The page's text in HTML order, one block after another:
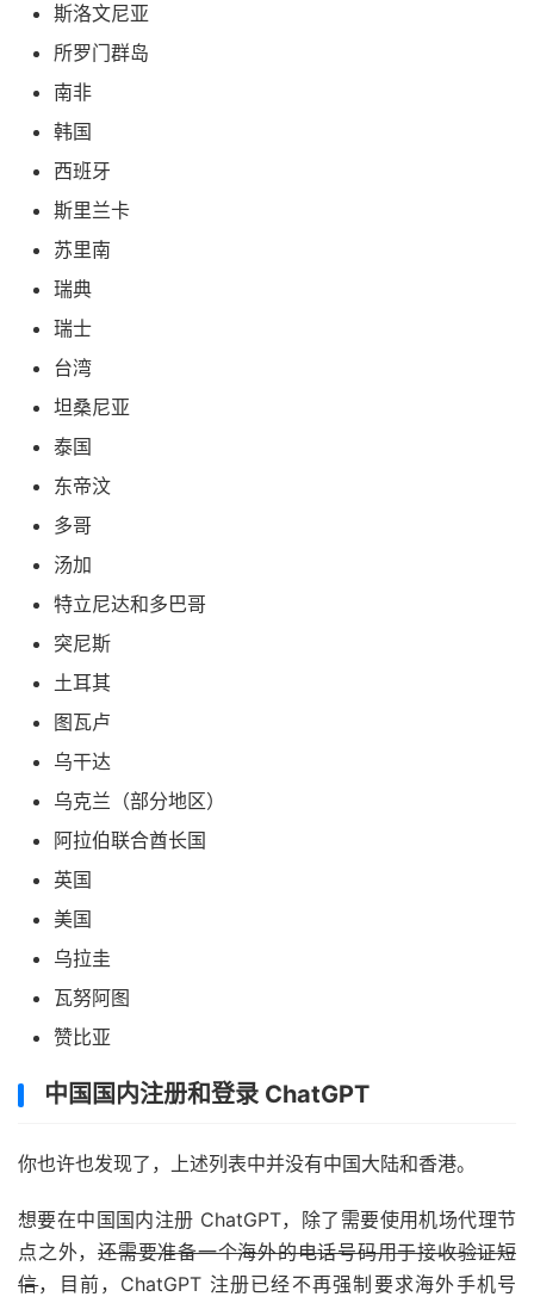
斯洛文尼亚
所罗门群岛
南非
韩国
西班牙
斯里兰卡
苏里南
瑞典
瑞士
台湾
坦桑尼亚
泰国
东帝汶
多哥
汤加
特立尼达和多巴哥
突尼斯
土耳其
图瓦卢
乌干达
乌克兰（部分地区）
阿拉伯联合酋长国
英国
美国
乌拉圭
瓦努阿图
赞比亚
中国国内注册和登录 ChatGPT
你也许也发现了，上述列表中并没有中国大陆和香港。
想要在中国国内注册 ChatGPT，除了需要使用机场代理节
点之外， 还需要准备一个海外的电话号码用于接收验证短
信，目前，ChatGPT 注册已经不再强制要求海外手机号